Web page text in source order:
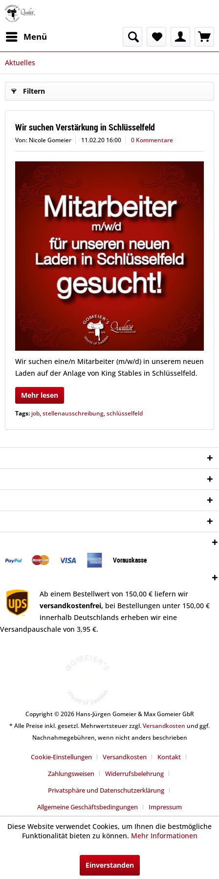
Menü
Aktuelles
Filtern
Wir suchen Verstärkung in Schlüsselfeld
Von: Nicole Gomeier 11.02.20 16:00 0 Kommentare
Wir suchen eine/n Mitarbeiter (m/w/d) in unserem neuen
Laden auf der Anlage von King Stables in Schlüsselfeld.
Mehr lesen
Tags: job,stellenausschreibung,schlüsselfeld
Vorauskasse
Ab einem Bestellwert von 150,00 € liefern wir
versandkostenfrei, bei Bestellungen unter 150,00 €
innerhalb Deutschlands erheben wir eine
Versandpauschale von 3,95 €.
Copyright © 2026 Hans-Jürgen Gomeier & Max Gomeier GbR
* Alle Preise inkl. gesetzl. Mehrwertsteuer zzgl.Versandkosten und ggf.
Nachnahmegebühren, wenn nicht anders beschrieben
Cookie-Einstellungen Versandkosten
Kontakt
Zahlungsweisen
Widerrufsbelehrung
Privatsphäre und Datenschutzerklärung
Allgemeine Geschäftsbedingungen
Impressum
Diese Website verwendet Cookies, um Ihnen die bestmögliche
Funktionalität bieten zu können. Mehr Informationen
Einverstanden